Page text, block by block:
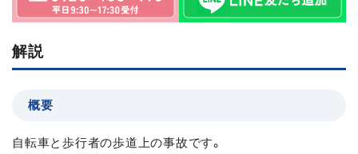
解説
概要
自転車と歩行者の歩道上の事故です。